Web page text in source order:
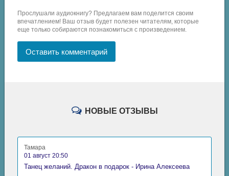
Прослушали аудиокнигу? Предлагаем вам поделится своим
впечатлением! Ваш отзыв будет полезен читателям, которые
еще только собираются познакомиться с произведением.
Оставить комментарий
НОВЫЕ ОТЗЫВЫ
Тамара
01 август 20:50
Танец желаний. Дракон в подарок - Ирина Алексеева